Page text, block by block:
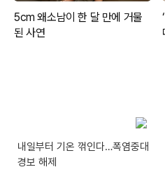
내일부터 기온 꺾인다…폭염중대
경보 해제